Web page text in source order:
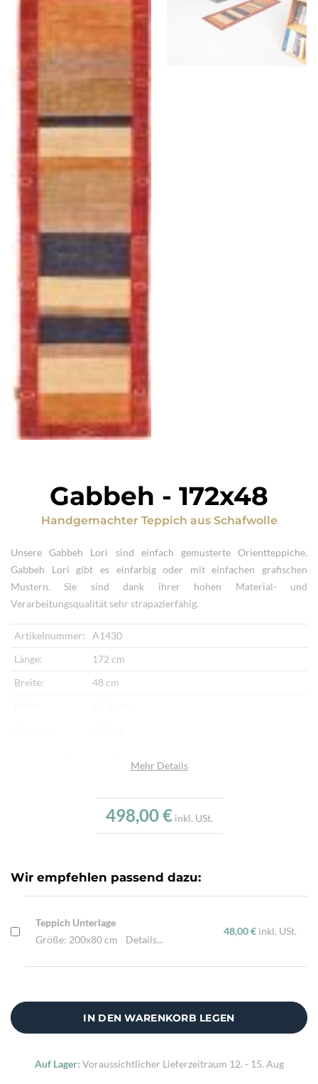
Gabbeh - 172x48
Handgemachter Teppich aus Schafwolle
Unsere Gabbeh Lori sind einfach gemusterte Orientteppiche.
Gabbeh Lori gibt es einfarbig oder mit einfachen grafischen
Mustern. Sie sind dank ihrer hohen Material- und
Verarbeitungsqualität sehr strapazierfähig.
Artikelnummer:
A1430
Länge:
172 cm
Breite:
48 cm
Schafwolle
Neu
Verarbeitung:
Sehr fein per Hand geknüpft
Highlights:
Natürliche Schafwolle, Von Hand geknüpft,
Mehr Details
498,00 € inkl. USt.
Wir empfehlen passend dazu:
Teppich Unterlage
Größe: 200x80 cm
Details...
48,00 € inkl. USt.
IN DEN WARENKORB LEGEN
Auf Lager: Voraussichtlicher Lieferzeitraum 12. - 15. Aug